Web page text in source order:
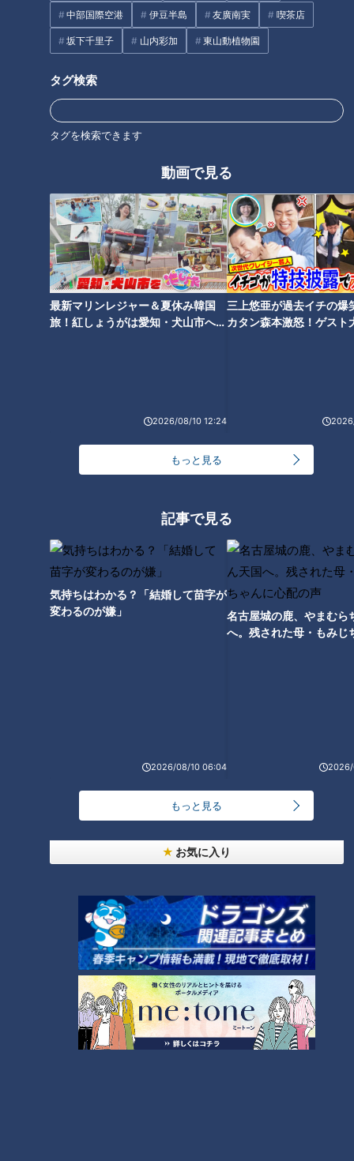
中部国際空港 伊豆半島 友廣南実 喫茶店
坂下千里子 山内彩加 東山動植物園
タグ検索
タグを検索できます
動画で見る
最新マリンレジャー＆夏休み韓国
旅！紅しょうがは愛知・犬山市へ
2026/08/10 12:24
三上悠亜が過去イチの爆
カタン森本激怒！ゲスト
もっと見る
記事で見る
気持ちはわかる？「結婚して苗字が
変わるのが嫌」
2026/08/10 06:04
名古屋城の鹿、やまむら
へ。残された母・もみじ
2026/
もっと見る
お気に入り
5 仕上げにみりん、しょうゆを加え、鍋を揺すりながら照り
よくからめ、器に盛る。
CBCテレビ「キユーピー３分クッキング」 2025年9月11日 放
この記事の画像を見る
この記事を見たあなたへのおすすめ
「しし唐辛子とツナのアラビア
ータ」の作り方【キユーピー３
分クッキング】
「鶏の竜田揚げ・白菜のコール
スロー」の作り方【キユーピー
３分クッキング】
キユーピー３分クッキング
CBCテレビ制作「キユーピー３分クッキング」の公式サイト。番組
で放送したレシピ、作り方を動画でもご紹介！
ホームページ
番組サイト